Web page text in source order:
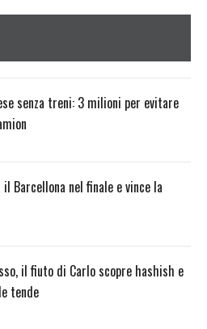
senza treni: 3 milioni per evitare
il Barcellona nel finale e vince la
il fiuto di Carlo scopre hashish e
tende